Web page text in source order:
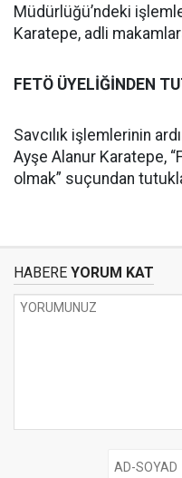
Müdürlüğü’ndeki
Karatepe, adli
FETÖ ÜYELİĞİNDEN
Savcılık işlemlerinin
Ayşe Alanur Karatepe,
olmak” suçundan
HABERE YORUM KAT